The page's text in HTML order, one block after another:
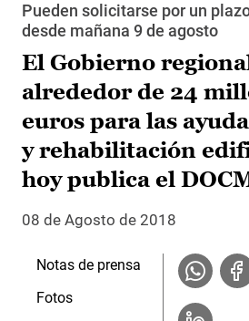
Pueden solicitarse por un
desde mañana 9 de agosto
El Gobierno
alrededor de 24
euros para las
y rehabilitación
hoy publica el
08 de Agosto de 2018
Notas de prensa
Fotos